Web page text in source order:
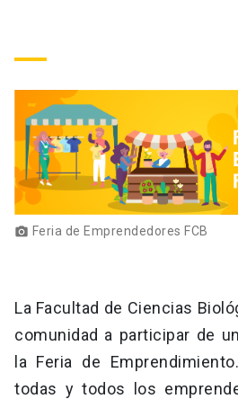
Documentos FCB
FCB en el Territorio
Redes Internacionales
Centro de Estudiantes
photo_camera Feria de Emprendedores FCB
La Facultad de Ciencias
comunidad a participar de
la Feria de
todas y todos los